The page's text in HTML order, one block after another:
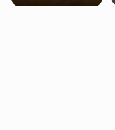
dziennie jest